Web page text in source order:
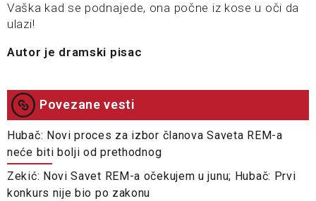
Vaška kad se podnajede, ona počne iz kose u oči da
ulazi!
Autor je dramski pisac
Povezane vesti
Hubač: Novi proces za izbor članova Saveta REM-a
neće biti bolji od prethodnog
Zekić: Novi Savet REM-a očekujem u junu; Hubač: Prvi
konkurs nije bio po zakonu